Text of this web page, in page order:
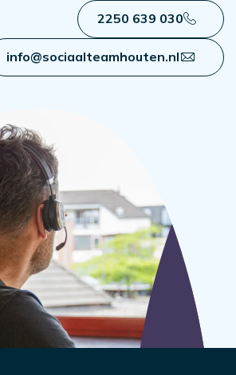
030 639 2250
info@sociaalteamhouten.nl